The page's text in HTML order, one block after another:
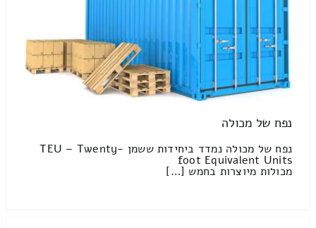
נפח של מכולה
נפח של מכולה נמדד ביחידות ששמן TEU – Twenty-
foot Equivalent Units
מכולות מיוצרות בחמש […]